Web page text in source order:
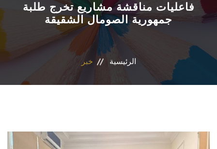
القطاعات
المراكز والوحدات
البرامج الدراسية
تواصل معنا
فاعليات مناقشة مشاريع تخرج طلبة
جمهورية الصومال الشقيقة
الرئيسية خبر